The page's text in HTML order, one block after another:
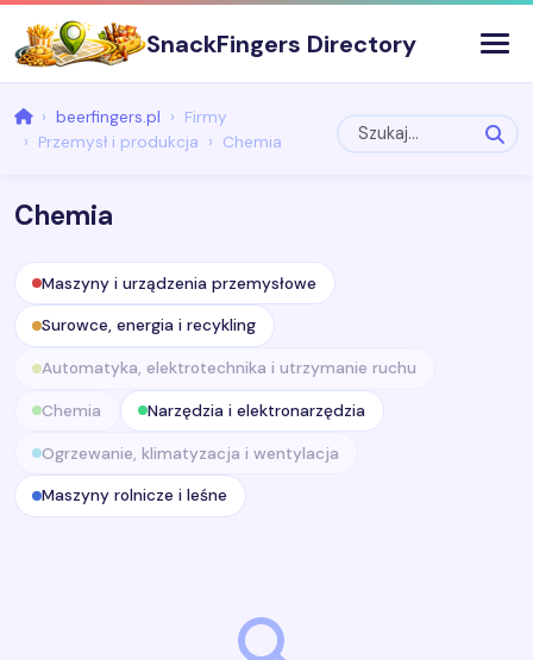
SnackFingers Directory
beerfingers.pl
Firmy
Przemysł i produkcja
Chemia
Chemia
Maszyny i urządzenia przemysłowe
Surowce, energia i recykling
Automatyka, elektrotechnika i utrzymanie ruchu
Chemia Narzędzia i elektronarzędzia
Ogrzewanie, klimatyzacja i wentylacja
Maszyny rolnicze i leśne